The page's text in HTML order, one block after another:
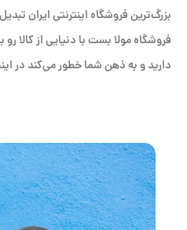
بزرگ‌ترین فروشگاه اینترنتی ایران
فروشگاه مولا بست با دنیایی از کالا
دارید و به ذهن شما خطور می‌کند در